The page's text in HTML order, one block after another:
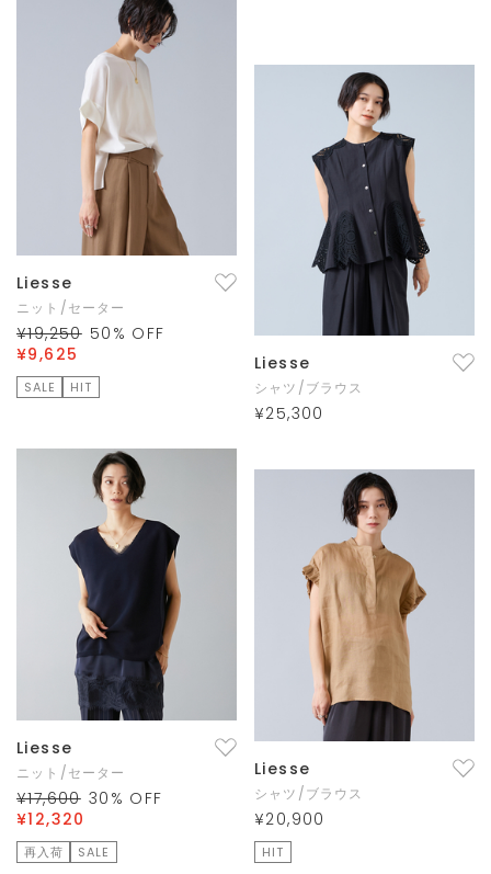
Liesse
ニット/セーター
¥19,250 50 % OFF
¥9,625
SALE HIT
Liesse
シャツ/ブラウス
¥25,300
Liesse
ニット/セーター
¥17,600 30 % OFF
¥12,320
再入荷 SALE
Liesse
シャツ/ブラウス
¥20,900
HIT